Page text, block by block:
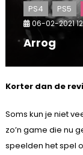
PS4 PS5
06-02-2021
Arrog
Korter dan de
Soms kun je niet
zo’n game die nu
speelden het spel